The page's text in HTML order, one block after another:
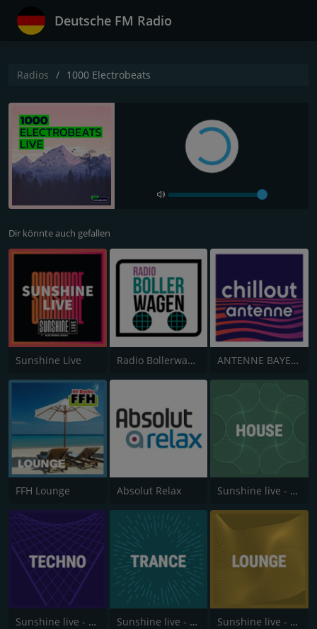
Deutsche FM Radio
Radios 1000 Electrobeats
Dir könnte auch gefallen
Sunshine Live Radio Bollerwagen ANTENNE BAYERN Chillout
FFH Lounge Absolut Relax Sunshine live - House
Sunshine live - Techno Sunshine live - Trance Sunshine live - Lounge